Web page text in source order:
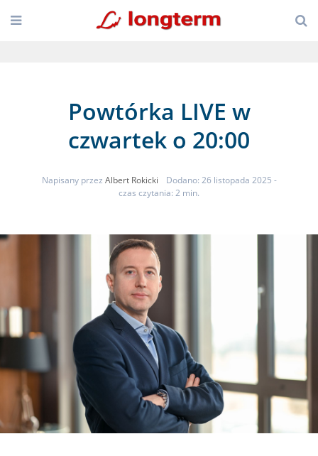
Powtórka LIVE w
czwartek o 20:00
Napisany przez Albert Rokicki Dodano: 26 listopada 2025 -
czas czytania: 2 min.